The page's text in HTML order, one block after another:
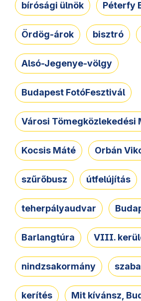
bírósági ülnök Péterfy
Ördög-árok bisztró
Alsó-Jegenye-völgy
Budapest FotóFesztivál
Városi Tömegközlekedési
Kocsis Máté Orbán
szűrőbusz útfelújítás
teherpályaudvar
Barlangtúra VIII.
nindzsakormány
kerítés Mit kívánsz,